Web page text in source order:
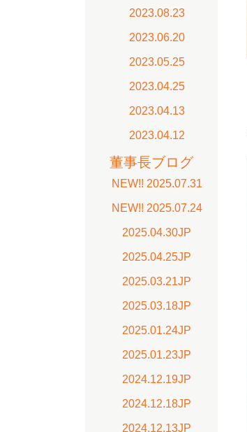
2023.08.23
2023.06.20
2023.05.25
2023.04.25
2023.04.13
2023.04.12
董事長ブログ
NEW!! 2025.07.31
NEW!! 2025.07.24
2025.04.30JP
2025.04.25JP
2025.03.21JP
2025.03.18JP
2025.01.24JP
2025.01.23JP
2024.12.19JP
2024.12.18JP
2024.12.13JP